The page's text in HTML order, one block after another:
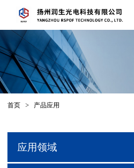
首页 > 产品应用
应用领域